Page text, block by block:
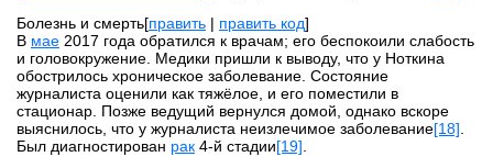
Болезнь и смерть[править | править код]
В мае 2017 года обратился к врачам; его беспокоили слабость
и головокружение. Медики пришли к выводу, что у Ноткина
обострилось хроническое заболевание. Состояние
журналиста оценили как тяжёлое, и его поместили в
стационар. Позже ведущий вернулся домой, однако вскоре
выяснилось, что у журналиста неизлечимое заболевание[18]
Был диагностирован рак 4-й стадии[19]